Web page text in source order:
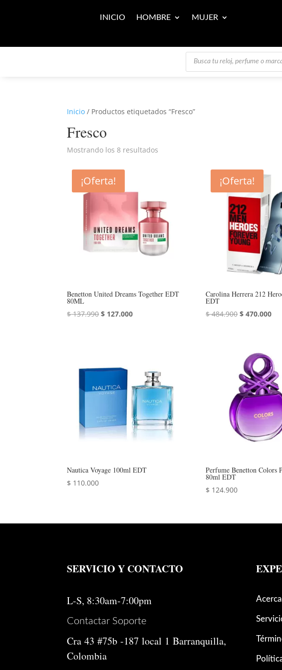
INICIO HOMBRE MUJER
Búsqueda
productos
Inicio / Productos etiquetados “Fresco”
Fresco
Mostrando los 8 resultados
¡Oferta!
Benetton United Dreams Together EDT
80ML
$137.990El
$ 127.000El
¡Oferta!
Carolina Herrera 212
EDT
$484.900El
$ 484.900.
$ 470.000El
$
Nautica Voyage 100ml EDT
$ 110.000
Perfume Benetton Colors
80ml EDT
$ 124.900
SERVICIO Y CONTACTO
L-S, 8:30am-7:00pm
Contactar Soporte
Cra 43 #75b -187 local 1 Barranquilla,
Colombia